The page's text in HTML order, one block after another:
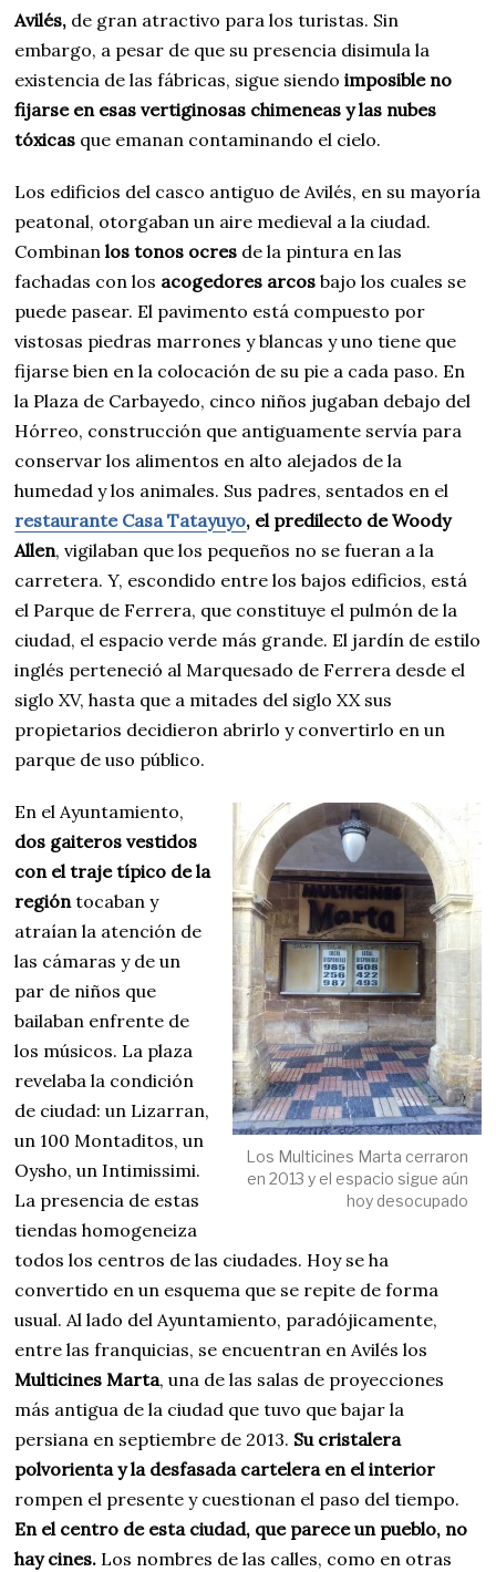
Avilés, de gran atractivo para los turistas. Sin
embargo, a pesar de que su presencia disimula la
existencia de las fábricas, sigue siendoimposible no
fijarse en esas vertiginosas chimeneas y las nubes
tóxicas que emanan contaminando el cielo.
Los edificios del casco antiguo de Avilés, en su mayoría
peatonal, otorgaban un aire medieval a la ciudad.
Combinanlos tonos ocres de la pintura en las
fachadas con los acogedores arcos bajo los cuales se
puede pasear. El pavimento está compuesto por
vistosas piedras marrones y blancas y uno tiene que
fijarse bien en la colocación de su pie a cada paso. En
la Plaza de Carbayedo, cinco niños jugaban debajo del
Hórreo, construcción que antiguamente servía para
conservar los alimentos en alto alejados de la
humedad y los animales. Sus padres, sentados en el
restaurante Casa Tatayuyo, el predilecto de Woody
Allen, vigilaban que los pequeños no se fueran a la
carretera. Y, escondido entre los bajos edificios, está
el Parque de Ferrera, que constituye el pulmón de la
ciudad, el espacio verde más grande. El jardín de estilo
inglés perteneció al Marquesado de Ferrera desde el
siglo XV, hasta que a mitades del siglo XX sus
propietarios decidieron abrirlo y convertirlo en un
parque de uso público.
Los Multicines Marta cerraron
en 2013 y el espacio sigue aún
hoy desocupado
En el Ayuntamiento,
dos gaiteros vestidos
con el traje típico de la
regióntocaban y
atraían la atención de
las cámaras y de un
par de niños que
bailaban enfrente de
los músicos. La plaza
revelaba la condición
de ciudad: un Lizarran,
un 100 Montaditos, un
Oysho, un Intimissimi.
La presencia de estas
tiendas homogeneiza
todos los centros de las ciudades. Hoy se ha
convertido en un esquema que se repite de forma
usual. Al lado del Ayuntamiento, paradójicamente,
entre las franquicias, se encuentran en Avilés los
Multicines Marta, una de las salas de proyecciones
más antigua de la ciudad que tuvo que bajar la
persiana en septiembre de 2013. Su cristalera
polvorienta y la desfasada cartelera en el interior
rompen el presente y cuestionan el paso del tiempo.
En el centro de esta ciudad, que parece un pueblo, no
hay cines. Los nombres de las calles, como en otras